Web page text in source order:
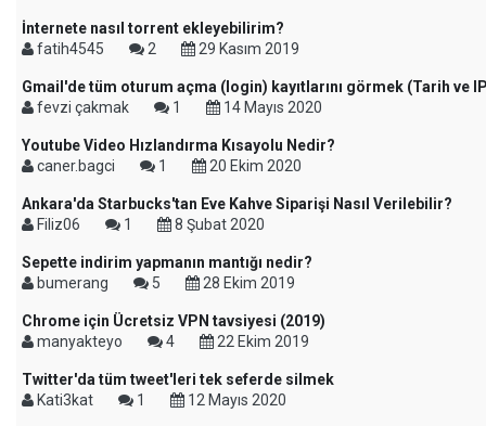
İnternete nasıl torrent ekleyebilirim?
fatih4545
2 29 Kasım 2019
Gmail'de tüm oturum açma (login) kayıtlarını görmek (Tarih ve
fevzi çakmak
1 14 Mayıs 2020
Youtube Video Hızlandırma Kısayolu Nedir?
caner.bagci
1 20 Ekim 2020
Ankara'da Starbucks'tan Eve Kahve Siparişi Nasıl Verilebilir?
Filiz06
1 8 Şubat 2020
Sepette indirim yapmanın mantığı nedir?
bumerang
5 28 Ekim 2019
Chrome için Ücretsiz VPN tavsiyesi (2019)
manyakteyo
4 22 Ekim 2019
Twitter'da tüm tweet'leri tek seferde silmek
Kati3kat
1 12 Mayıs 2020